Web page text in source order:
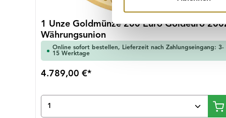
1 Unze Goldmünze 200 Euro Goldeuro
Währungsunion
Online sofort bestellen, Lieferzeit nach Zahlungseingang: 3-
15 Werktage
4.789,00 €*
Produkt Anzahl: Gib den